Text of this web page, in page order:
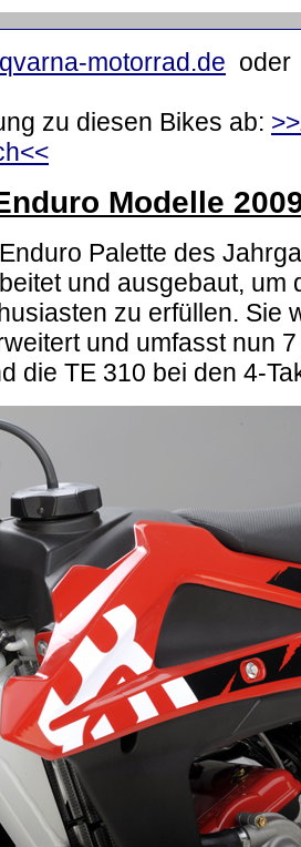
motorrad.de
zu diesen Bikes ab:
Modelle
Palette des
und ausgebaut, um
zu erfüllen. Sie
und umfasst nun
die TE 310 bei den 4-